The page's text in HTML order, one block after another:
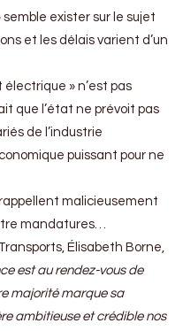
semble exister sur le sujet
et les délais varient d’un
» n’est pas
que l’état ne prévoit pas
de l’industrie
puissant pour ne
malicieusement
mandatures…
Élisabeth Borne,
est au rendez-vous de
majorité marque sa
ambitieuse et crédible nos